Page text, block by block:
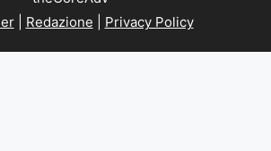
| Redazione Privacy Policy